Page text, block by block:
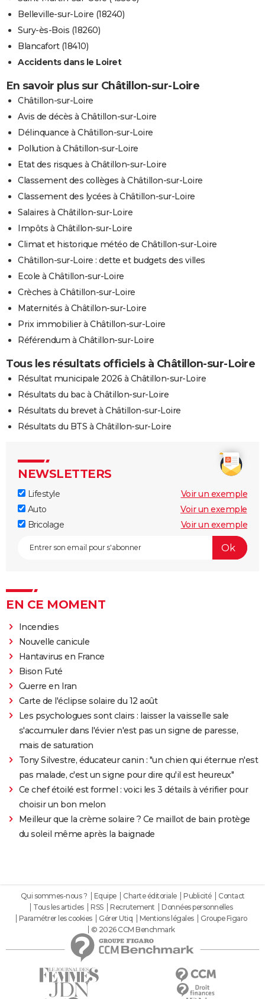
Belleville-sur-Loire (18240)
Sury-ès-Bois (18260)
Blancafort (18410)
Accidents dans le Loiret
En savoir plus sur Châtillon-sur-Loire
Châtillon-sur-Loire
Avis de décès à Châtillon-sur-Loire
Délinquance à Châtillon-sur-Loire
Pollution à Châtillon-sur-Loire
Etat des risques à Châtillon-sur-Loire
Classement des collèges à Châtillon-sur-Loire
Classement des lycées à Châtillon-sur-Loire
Salaires à Châtillon-sur-Loire
Impôts à Châtillon-sur-Loire
Climat et historique météo de Châtillon-sur-Loire
Châtillon-sur-Loire : dette et budgets des villes
Ecole à Châtillon-sur-Loire
Crèches à Châtillon-sur-Loire
Maternités à Châtillon-sur-Loire
Prix immobilier à Châtillon-sur-Loire
Référendum à Châtillon-sur-Loire
Tous les résultats officiels à Châtillon-sur-Loire
Résultat municipale 2026 à Châtillon-sur-Loire
Résultats du bac à Châtillon-sur-Loire
Résultats du brevet à Châtillon-sur-Loire
Résultats du BTS à Châtillon-sur-Loire
NEWSLETTERS
Lifestyle
Voir un exemple
Auto
Voir un exemple
Bricolage
Voir un exemple
EN CE MOMENT
Incendies
Nouvelle canicule
Hantavirus en France
Bison Futé
Guerre en Iran
Carte de l'éclipse solaire du 12 août
Les psychologues sont clairs : laisser la vaisselle sale
s'accumuler dans l'évier n'est pas un signe de paresse,
mais de saturation
Tony Silvestre, éducateur canin : "un chien qui éternue n'est
pas malade, c'est un signe pour dire qu'il est heureux"
Ce chef étoilé est formel : voici les 3 détails à vérifier pour
choisir un bon melon
Meilleur que la crème solaire ? Ce maillot de bain protège
du soleil même après la baignade
Qui sommes-nous ? Equipe Charte éditoriale Publicité
Contact
Tous les articles
RSS Recrutement
Données personnelles
Paramétrer les cookies
Gérer Utiq Mentions légales
Groupe Figaro
© 2026 CCM Benchmark